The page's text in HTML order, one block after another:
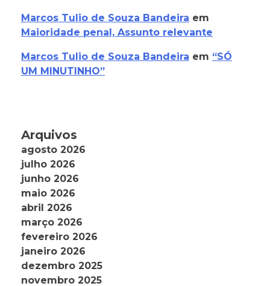
Marcos Tulio de Souza Bandeira em
Maioridade penal, Assunto relevante
Marcos Tulio de Souza Bandeira em “SÓ
UM MINUTINHO”
Arquivos
agosto 2026
julho 2026
junho 2026
maio 2026
abril 2026
março 2026
fevereiro 2026
janeiro 2026
dezembro 2025
novembro 2025